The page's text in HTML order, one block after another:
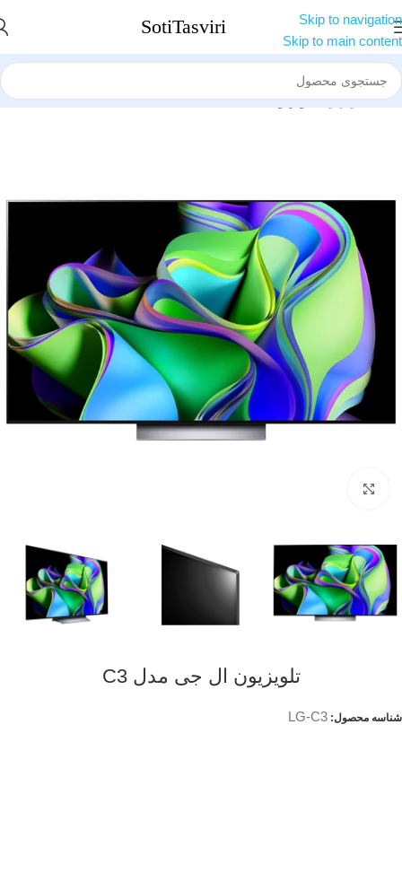
Skip to navigation
Skip to main content
خانه تلویزیون تلویزیون ال جی
تلویزیون ال جی مدل C3
شناسه محصول: LG-C3